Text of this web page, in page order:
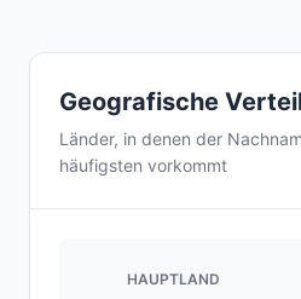
Geografische
Länder, in denen der
häufigsten vorkommt
HAUPTLAND